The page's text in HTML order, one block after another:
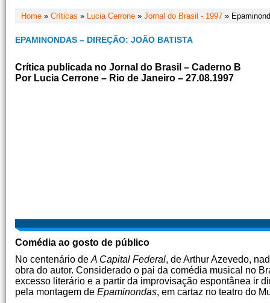
Home » Críticas » Lucia Cerrone » Jornal do Brasil - 1997 »
EPAMINONDAS – DIREÇÃO: JOÃO BATISTA
Crítica publicada no Jornal do Brasil – Caderno B
Por Lucia Cerrone – Rio de Janeiro – 27.08.1997
Comédia ao gosto de público
No centenário de A Capital Federal, de Arthur Azevedo,
obra do autor. Considerado o pai da comédia musical no
excesso literário e a partir da improvisação espontânea ir
pela montagem de Epaminondas, em cartaz no teatro do